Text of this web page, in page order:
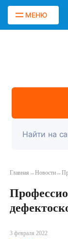
МЕНЮ
Главная →Новости→
3 февраля 2022